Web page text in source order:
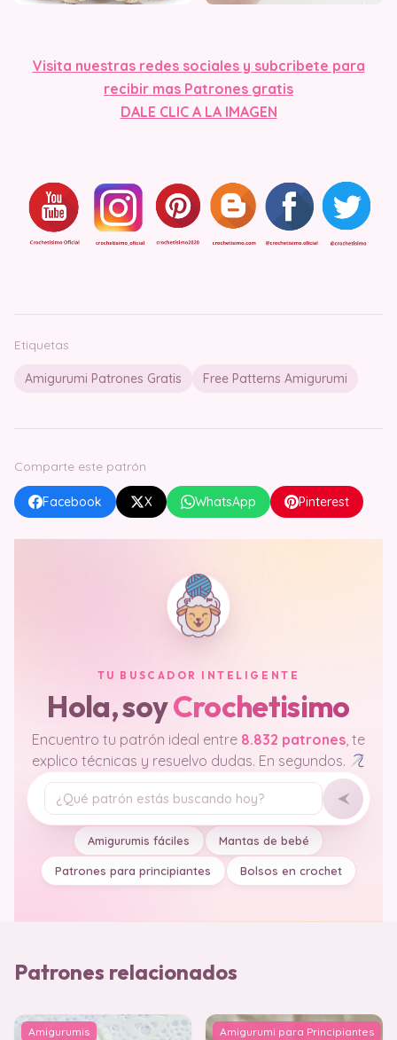
Visita nuestras redes sociales y subcribete para
recibir mas Patrones gratis
DALE CLIC A LA IMAGEN
Etiquetas
Amigurumi Patrones Gratis Free Patterns Amigurumi
Comparte este patrón
Facebook X WhatsApp Pinterest
TU BUSCADOR INTELIGENTE
Hola, soyCrochetisimo
Encuentro tu patrón ideal entre 8.832 patrones, te
explico técnicas y resuelvo dudas. En segundos.
Tu pregunta
Amigurumis fáciles Mantas de bebé
Patrones para principiantes Bolsos en crochet
Patrones relacionados
Amigurumis Amigurumi para Principiantes